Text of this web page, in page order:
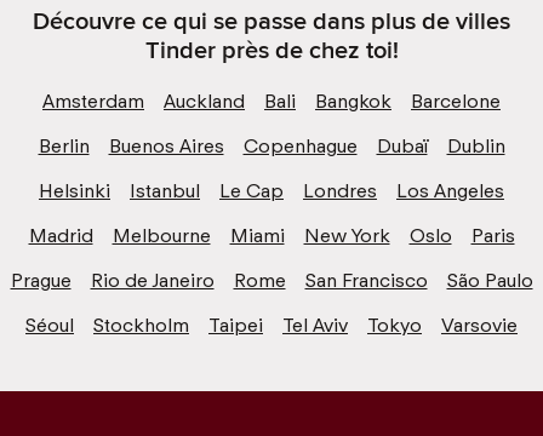
Découvre ce qui se passe dans plus de villes
Tinder près de chez toi!
Amsterdam Auckland Bali Bangkok
Barcelone
Berlin
Buenos Aires Copenhague Dubaï
Dublin
Helsinki
Istanbul Le Cap Londres
Los Angeles
Madrid
Melbourne Miami New York Oslo
Paris
Prague
Rio de Janeiro Rome San Francisco
São Paulo
Séoul
Stockholm Taipei Tel Aviv Tokyo Varsovie